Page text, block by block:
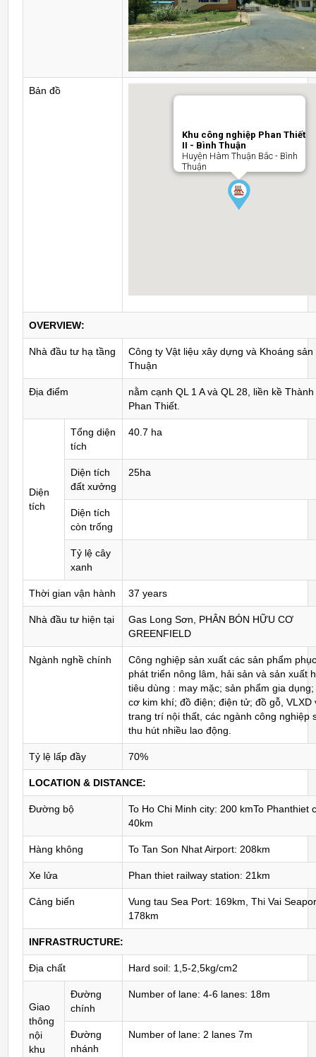
Bản đồ
Khu công nghiệp Phan Thiết
II - Bình Thuận
Huyện Hàm Thuận Bắc - Bình
Thuận
OVERVIEW:
Nhà đầu tư hạ tầng
Công ty Vật liệu xây dựng và Khoáng sản
Thuận
Địa điểm
nằm cạnh QL 1 A và QL 28, liền kề
Phan Thiết.
Diện
tích
Tổng diện
tích
40.7 ha
Diện tích
đất xưởng
25ha
Diện tích
còn trống
Tỷ lệ cây
xanh
Thời gian vận hành 37 years
Nhà đầu tư hiện tại
Gas Long Sơn, PHÂN BÓN HỮU CƠ
GREENFIELD
Ngành nghề chính
Công nghiệp sản xuất các sản phẩm
phát triển nông lâm, hải sản và sản xuất
tiêu dùng : may mặc; sản phẩm gia
cơ kim khí; đồ điện; điện tử; đồ gỗ, VLXD
trang trí nội thất, các ngành công nghiệp
thu hút nhiều lao động.
Tỷ lệ lấp đầy 70%
LOCATION & DISTANCE:
Đường bộ
To Ho Chi Minh city: 200 kmTo Phanthiet
40km
Hàng không To Tan Son Nhat Airport: 208km
Xe lửa Phan thiet railway station: 21km
Cảng biển
Vung tau Sea Port: 169km, Thi Vai
178km
INFRASTRUCTURE:
Địa chất Hard soil: 1,5-2,5kg/cm2
Giao
thông
nội
khu
Đường
chính
Number of lane: 4-6 lanes: 18m
Đường
nhánh
Number of lane: 2 lanes 7m